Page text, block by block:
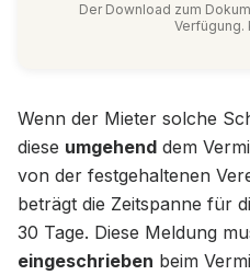
Der Download zum
Verfügung.
Wenn der Mieter solche
diese umgehend dem
von der festgehaltenen
beträgt die Zeitspanne für
30 Tage. Diese Meldung
eingeschrieben beim